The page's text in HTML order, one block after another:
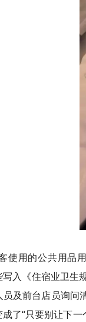
使用的公共用品
入《住宿业卫生
及前台店员询问
了“只要别让下